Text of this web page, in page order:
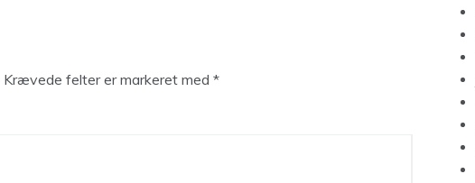
Krævede felter er markeret med *